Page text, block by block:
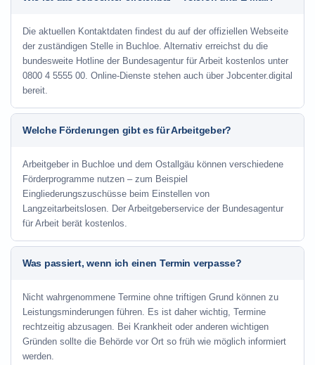
Die aktuellen Kontaktdaten findest du auf der offiziellen Webseite
der zuständigen Stelle in Buchloe. Alternativ erreichst du die
bundesweite Hotline der Bundesagentur für Arbeit kostenlos unter
0800 4 5555 00. Online-Dienste stehen auch über Jobcenter.digital
bereit.
Welche Förderungen gibt es für Arbeitgeber?
Arbeitgeber in Buchloe und dem Ostallgäu können verschiedene
Förderprogramme nutzen – zum Beispiel
Eingliederungszuschüsse beim Einstellen von
Langzeitarbeitslosen. Der Arbeitgeberservice der Bundesagentur
für Arbeit berät kostenlos.
Was passiert, wenn ich einen Termin verpasse?
Nicht wahrgenommene Termine ohne triftigen Grund können zu
Leistungsminderungen führen. Es ist daher wichtig, Termine
rechtzeitig abzusagen. Bei Krankheit oder anderen wichtigen
Gründen sollte die Behörde vor Ort so früh wie möglich informiert
werden.